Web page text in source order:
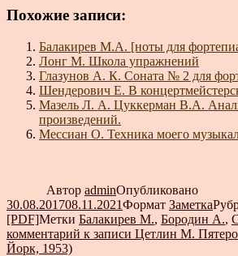
Похожие записи:
Балакирев М.А. [ноты для
Лонг М. Школа упражнений
Глазунов А. К. Соната № 2 для
Шендерович Е. В
Мазель Л. А. Цуккерман В.А.
произведений.
Мессиан О. Техника моего
Автор adminОпубликовано
30.08.201708.11.2021Формат Заметка
[PDF]Метки Балакирев М., Бородин А.,
комментарий к записи Цетлин М.
Йорк, 1953)